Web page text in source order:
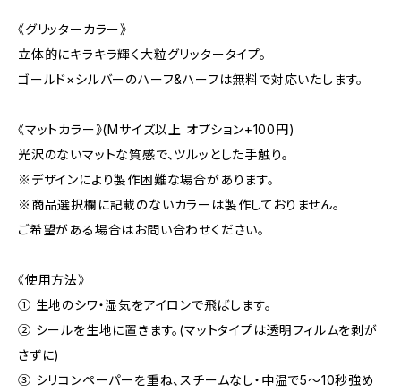
《グリッターカラー》
立体的にキラキラ輝く大粒グリッタータイプ。
ゴールド×シルバーのハーフ&ハーフは無料で対応いたします。
《マットカラー》(Mサイズ以上 オプション+100円)
光沢のないマットな質感で、ツルッとした手触り。
※デザインにより製作困難な場合があります。
※商品選択欄に記載のないカラーは製作しておりません。
ご希望がある場合はお問い合わせください。
《使用方法》
① 生地のシワ・湿気をアイロンで飛ばします。
② シールを生地に置きます。(マットタイプは透明フィルムを剥が
さずに)
③ シリコンペーパーを重ね、スチームなし・中温で5〜10秒強め